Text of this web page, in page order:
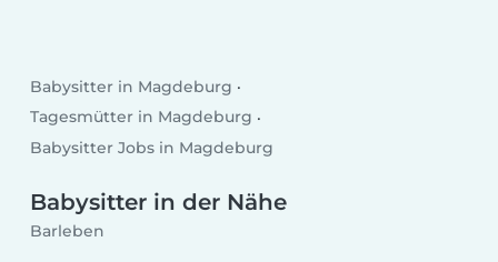
Babysitter in Magdeburg
Tagesmütter in Magdeburg
Babysitter Jobs in Magdeburg
Babysitter in der Nähe
Barleben